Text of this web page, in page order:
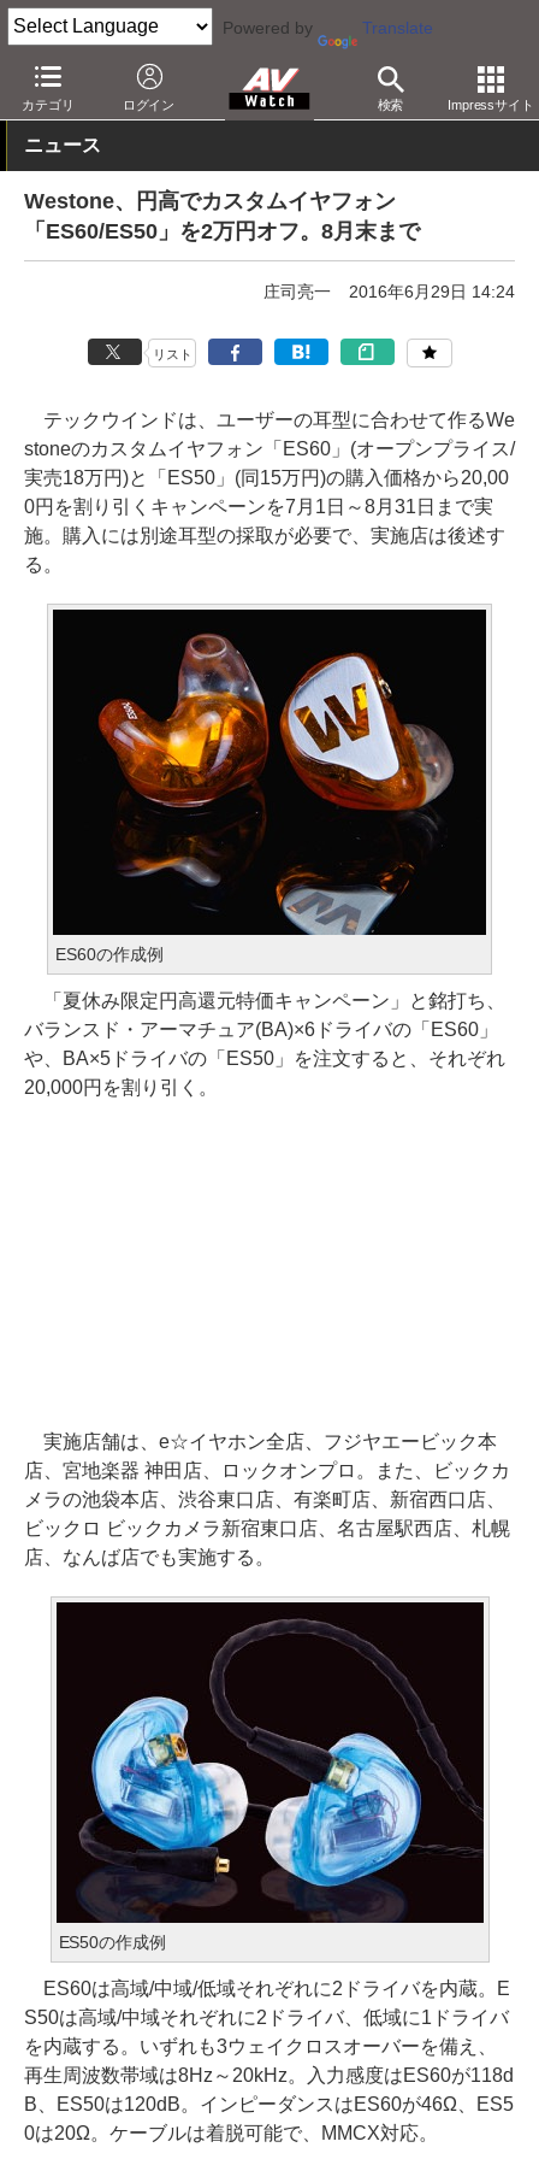
Powered by Translate
カテゴリ ログイン 検索 Impressサイト
AV Watch 製品 ヘッドフォン Westone
ニュース
Westone、円高でカスタムイヤフォン
「ES60/ES50」を2万円オフ。8月末まで
庄司亮一 2016年6月29日 14:24
リスト
テックウインドは、ユーザーの耳型に合わせて作るWe
stoneのカスタムイヤフォン「ES60」(オープンプライス/
実売18万円)と「ES50」(同15万円)の購入価格から20,00
0円を割り引くキャンペーンを7月1日～8月31日まで実
施。購入には別途耳型の採取が必要で、実施店は後述す
る。
ES60の作成例
「夏休み限定円高還元特価キャンペーン」と銘打ち、
バランスド・アーマチュア(BA)×6ドライバの「ES60」
や、BA×5ドライバの「ES50」を注文すると、それぞれ
20,000円を割り引く。
実施店舗は、e☆イヤホン全店、フジヤエービック本
店、宮地楽器 神田店、ロックオンプロ。また、ビックカ
メラの池袋本店、渋谷東口店、有楽町店、新宿西口店、
ビックロ ビックカメラ新宿東口店、名古屋駅西店、札幌
店、なんば店でも実施する。
ES50の作成例
ES60は高域/中域/低域それぞれに2ドライバを内蔵。E
S50は高域/中域それぞれに2ドライバ、低域に1ドライバ
を内蔵する。いずれも3ウェイクロスオーバーを備え、
再生周波数帯域は8Hz～20kHz。入力感度はES60が118d
B、ES50は120dB。インピーダンスはES60が46Ω、ES5
0は20Ω。ケーブルは着脱可能で、MMCX対応。